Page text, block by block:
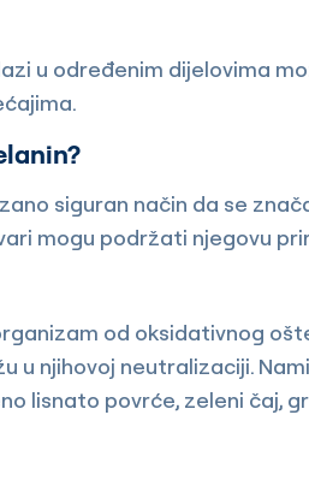
u određenim dijelovima
siguran način da se
mogu podržati njegovu
od oksidativnog
u njihovoj neutralizaciji.
lisnato povrće, zeleni čaj,